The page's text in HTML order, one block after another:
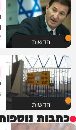
חדשות
חדשות
כתבות